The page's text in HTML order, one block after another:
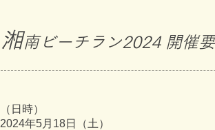
湘南ビーチラン2024開催
（日時）
2024年5月18日（土）